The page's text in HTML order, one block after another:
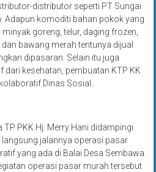
distributor seperti PT Sungai
Adapun komoditi bahan pokok yang
goreng, telur, daging frozen,
bawang merah tentunya dijual
dipasaran. Selain itu juga
kesehatan, pembuatan KTP KK
Dinas Sosial.
TP PKK Hj. Merry Hani didampingi
jalannya operasi pasar
yang ada di Balai Desa Sembawa.
operasi pasar murah tersebut